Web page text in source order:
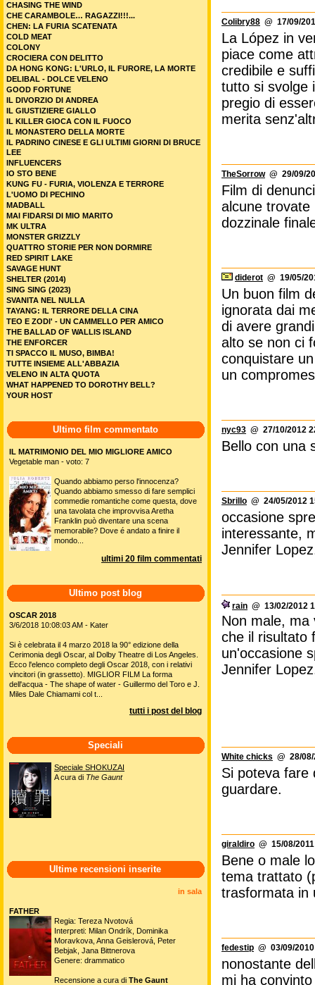
Colibry88 @ 17/09/
La López in
piace come
credibile e
tutto si svolge
pregio di
merita
TheSorrow@ 29/09/
Film di
alcune trovate
dozzinale
diderot @ 19/05/
Un buon film
ignorata dai
di avere
alto se non ci
conquistare
un
nyc93 @ 27/10/2012
Bello con una
Sbrillo @ 24/05/2012
occasione
interessante,
Jennifer
rain @ 13/02/2012
Non male, ma
che il risultato
un'occasione
Jennifer
White chicks @ 28/
Si poteva fare
guardare.
giraldiro @ 15/08/
Bene o male
tema trattato
trasformata in
fedestip @ 03/09/
nonostante
mi ha
CHASING THE WIND
CHE CARAMBOLE… RAGAZZI!!!...
CHEN: LA FURIA SCATENATA
COLD MEAT
COLONY
CROCIERA CON DELITTO
DA HONG KONG: L'URLO, IL FURORE, LA MORTE
DELIBAL - DOLCE VELENO
GOOD FORTUNE
IL DIVORZIO DI ANDREA
IL GIUSTIZIERE GIALLO
IL KILLER GIOCA CON IL FUOCO
IL MONASTERO DELLA MORTE
IL PADRINO CINESE E GLI ULTIMI GIORNI DI BRUCE
LEE
INFLUENCERS
IO STO BENE
KUNG FU - FURIA, VIOLENZA E TERRORE
L'UOMO DI PECHINO
MADBALL
MAI FIDARSI DI MIO MARITO
MK ULTRA
MONSTER GRIZZLY
QUATTRO STORIE PER NON DORMIRE
RED SPIRIT LAKE
SAVAGE HUNT
SHELTER (2014)
SING SING (2023)
SVANITA NEL NULLA
TAYANG: IL TERRORE DELLA CINA
TEO E ZODI' - UN CAMMELLO PER AMICO
THE BALLAD OF WALLIS ISLAND
THE ENFORCER
TI SPACCO IL MUSO, BIMBA!
TUTTE INSIEME ALL'ABBAZIA
VELENO IN ALTA QUOTA
WHAT HAPPENED TO DOROTHY BELL?
YOUR HOST
Ultimo film commentato
IL MATRIMONIO DEL MIO MIGLIORE AMICO
Vegetable man - voto: 7
Quando abbiamo perso l'innocenza?
Quando abbiamo smesso di fare semplici
commedie romantiche come questa, dove
una tavolata che improvvisa Aretha
Franklin può diventare una scena
memorabile? Dove é andato a finire il
mondo...
ultimi 20 film commentati
Ultimo post blog
OSCAR 2018
3/6/2018 10:08:03 AM - Kater
Si è celebrata il 4 marzo 2018 la 90° edizione della
Cerimonia degli Oscar, al Dolby Theatre di Los Angeles.
Ecco l'elenco completo degli Oscar 2018, con i relativi
vincitori (in grassetto). MIGLIOR FILM La forma
dell'acqua - The shape of water - Guillermo del Toro e J.
Miles Dale Chiamami col t...
tutti i post del blog
Speciali
Speciale SHOKUZAI
A cura di The Gaunt
Ultime recensioni inserite
in sala
FATHER
Regia: Tereza Nvotová
Interpreti: Milan Ondrík, Dominika
Moravkova, Anna Geislerová, Peter
Bebjak, Jana Bittnerova
Genere: drammatico
Recensione a cura di The Gaunt